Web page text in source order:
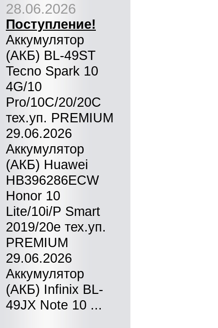
28.06.2026
Поступление!
Аккумулятор
(АКБ) BL-49ST
Tecno Spark 10
4G/10
Pro/10C/20/20C
тех.уп. PREMIUM
29.06.2026
Аккумулятор
(АКБ) Huawei
HB396286ECW
Honor 10
Lite/10i/P Smart
2019/20e тех.уп.
PREMIUM
29.06.2026
Аккумулятор
(АКБ) Infinix BL-
49JX Note 10 ...